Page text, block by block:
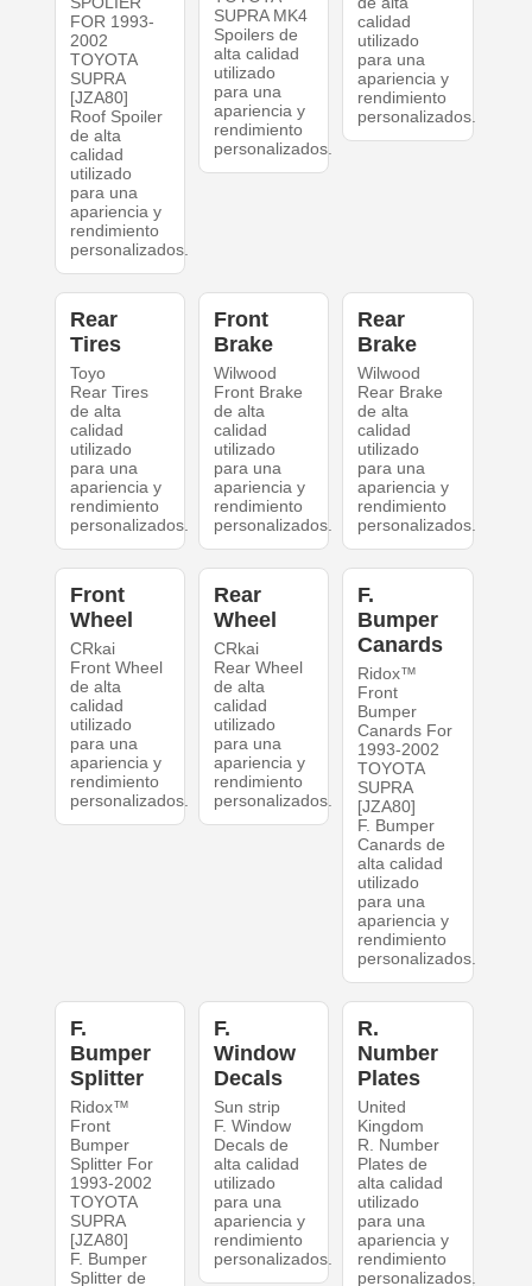
FOR 1993-
2002
TOYOTA
SUPRA
[JZA80]
Roof Spoiler
de alta
calidad
utilizado
para una
apariencia y
rendimiento
personalizados.
SUPRA MK4
Spoilers de
alta calidad
utilizado
para una
apariencia y
rendimiento
personalizados.
calidad
utilizado
para una
apariencia y
rendimiento
personalizados.
Rear
Tires
Toyo
Rear Tires
de alta
calidad
utilizado
para una
apariencia y
rendimiento
personalizados.
Front
Brake
Wilwood
Front Brake
de alta
calidad
utilizado
para una
apariencia y
rendimiento
personalizados.
Rear
Brake
Wilwood
Rear Brake
de alta
calidad
utilizado
para una
apariencia y
rendimiento
personalizados.
Front
Wheel
CRkai
Front Wheel
de alta
calidad
utilizado
para una
apariencia y
rendimiento
personalizados.
Rear
Wheel
CRkai
Rear Wheel
de alta
calidad
utilizado
para una
apariencia y
rendimiento
personalizados.
F.
Bumper
Canards
Ridox™
Front
Bumper
Canards For
1993-2002
TOYOTA
SUPRA
[JZA80]
F. Bumper
Canards de
alta calidad
utilizado
para una
apariencia y
rendimiento
personalizados.
F.
Bumper
Splitter
Ridox™
Front
Bumper
Splitter For
1993-2002
TOYOTA
SUPRA
[JZA80]
F. Bumper
Splitter de
F.
Window
Decals
Sun strip
F. Window
Decals de
alta calidad
utilizado
para una
apariencia y
rendimiento
personalizados.
R.
Number
Plates
United
Kingdom
R. Number
Plates de
alta calidad
utilizado
para una
apariencia y
rendimiento
personalizados.